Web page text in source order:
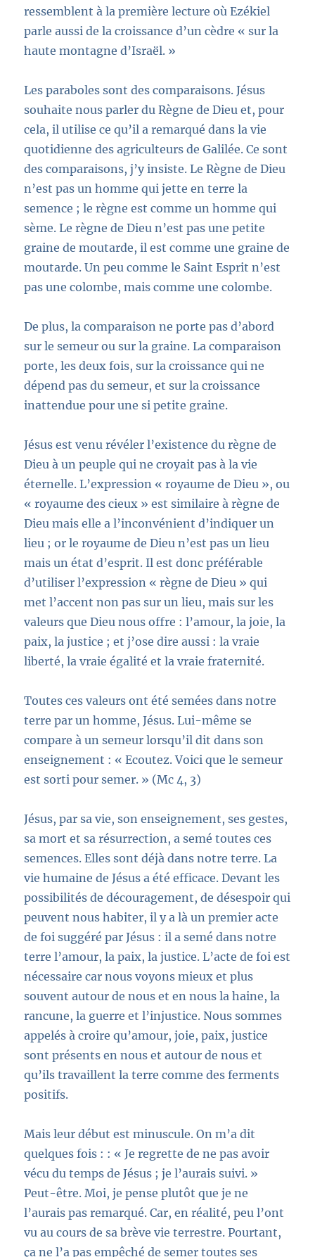
ressemblent à la première lecture où Ezékiel
parle aussi de la croissance d’un cèdre « sur la
haute montagne d’Israël. »
Les paraboles sont des comparaisons. Jésus
souhaite nous parler du Règne de Dieu et, pour
cela, il utilise ce qu’il a remarqué dans la vie
quotidienne des agriculteurs de Galilée. Ce sont
des comparaisons, j’y insiste. Le Règne de Dieu
n’est pas un homme qui jette en terre la
semence ; le règne est comme un homme qui
sème. Le règne de Dieu n’est pas une petite
graine de moutarde, il est comme une graine de
moutarde. Un peu comme le Saint Esprit n’est
pas une colombe, mais comme une colombe.
De plus, la comparaison ne porte pas d’abord
sur le semeur ou sur la graine. La comparaison
porte, les deux fois, sur la croissance qui ne
dépend pas du semeur, et sur la croissance
inattendue pour une si petite graine.
Jésus est venu révéler l’existence du règne de
Dieu à un peuple qui ne croyait pas à la vie
éternelle. L’expression « royaume de Dieu », ou
« royaume des cieux » est similaire à règne de
Dieu mais elle a l’inconvénient d’indiquer un
lieu ; or le royaume de Dieu n’est pas un lieu
mais un état d’esprit. Il est donc préférable
d’utiliser l’expression « règne de Dieu » qui
met l’accent non pas sur un lieu, mais surles
valeurs que Dieu nous offre : l’amour, la joie, la
paix, la justice ; et j’ose dire aussi : la vraie
liberté, la vraie égalité et la vraie fraternité.
Toutes ces valeurs ont été semées dans notre
terre par un homme, Jésus. Lui-même se
compare à un semeurlorsqu’il dit dans son
enseignement : « Ecoutez. Voici que le semeur
est sorti pour semer. » (Mc 4, 3)
Jésus, par sa vie, son enseignement, ses gestes,
sa mort et sa résurrection, a semé toutes ces
semences. Elles sont déjà dans notre terre. La
vie humaine de Jésus a été efficace. Devant les
possibilités de découragement, de désespoir qui
peuvent nous habiter, il y a là un premier acte
de foi suggéré par Jésus : il a semé dans notre
terre l’amour, la paix, la justice. L’acte de foi est
nécessaire car nous voyons mieux et plus
souvent autour de nous et en nous la haine, la
rancune, la guerre et l’injustice. Nous sommes
appelés à croire qu’amour, joie, paix, justice
sont présents en nous et autour de nous et
qu’ils travaillent la terre comme des ferments
positifs.
Maisleur début est minuscule.On m’a dit
quelques fois : : « Je regrette de ne pas avoir
vécu du temps de Jésus ; je l’aurais suivi. »
Peut-être. Moi, jepense plutôt que je ne
l’aurais pas remarqué.Car, en réalité, peu l’ont
vu au cours de sa brève vie terrestre. Pourtant,
ça ne l’a pas empêché de semertoutes ses